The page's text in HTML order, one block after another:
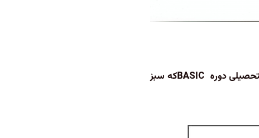
دوره BASICکه سبز